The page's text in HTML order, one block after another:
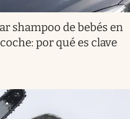
shampoo de bebés en
por qué es clave